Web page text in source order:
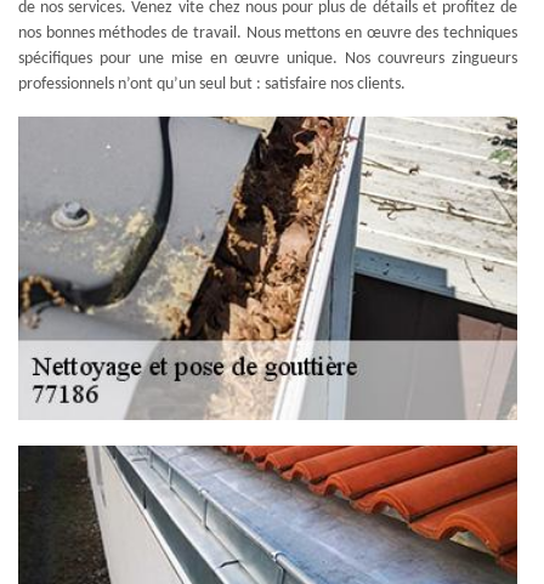
de nos services. Venez vite chez nous pour plus de détails et profitez de
nos bonnes méthodes de travail. Nous mettons en œuvre des techniques
spécifiques pour une mise en œuvre unique. Nos couvreurs zingueurs
professionnels n’ont qu’un seul but : satisfaire nos clients.